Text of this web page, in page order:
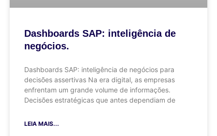
Dashboards SAP: inteligência de
negócios.
Dashboards SAP: inteligência de negócios para
decisões assertivas Na era digital, as empresas
enfrentam um grande volume de informações.
Decisões estratégicas que antes dependiam de
LEIA MAIS...